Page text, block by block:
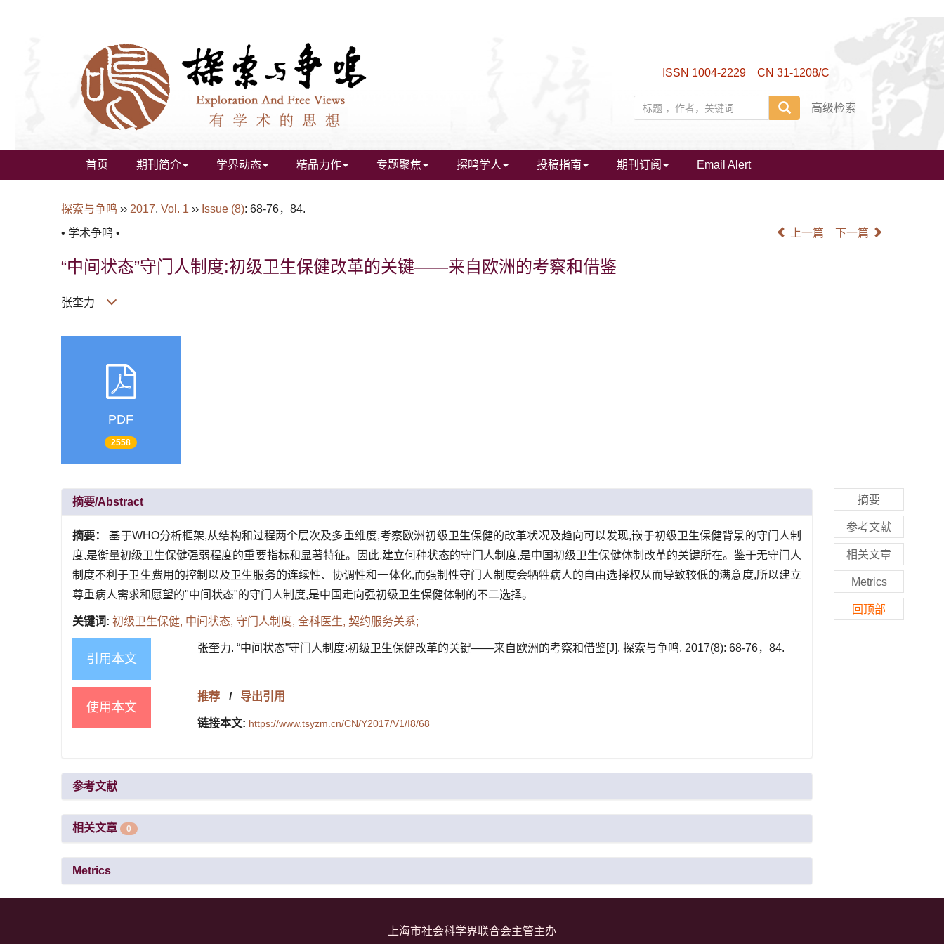
ISSN 1004-2229 CN 31-1208/C
高级检索
首页 期刊简介 学界动态 精品力作 专题聚焦 探鸣学人 投稿指南 期刊订阅 Email Alert
探索与争鸣 ›› 2017, Vol. 1 ›› Issue (8): 68-76，84.
• 学术争鸣 •
上一篇 下一篇
“中间状态”守门人制度:初级卫生保健改革的关键——来自欧洲的考察和借鉴
张奎力
PDF
2558
摘要/Abstract
摘要：基于WHO分析框架,从结构和过程两个层次及多重维度,考察欧洲初级卫生保健的改革状况及趋向可以发现,嵌于初级卫生保健背景的守门人制
度,是衡量初级卫生保健强弱程度的重要指标和显著特征。因此,建立何种状态的守门人制度,是中国初级卫生保健体制改革的关键所在。鉴于无守门人
制度不利于卫生费用的控制以及卫生服务的连续性、协调性和一体化,而强制性守门人制度会牺牲病人的自由选择权从而导致较低的满意度,所以建立
尊重病人需求和愿望的"中间状态"的守门人制度,是中国走向强初级卫生保健体制的不二选择。
关键词: 初级卫生保健, 中间状态, 守门人制度, 全科医生, 契约服务关系;
引用本文
张奎力. “中间状态”守门人制度:初级卫生保健改革的关键——来自欧洲的考察和借鉴[J]. 探索与争鸣, 2017(8): 68-76，84.
使用本文
推荐 / 导出引用
链接本文: https://www.tsyzm.cn/CN/Y2017/V1/I8/68
参考文献
相关文章 0
Metrics
摘要
参考文献
相关文章
Metrics
回顶部
上海市社会科学界联合会主管主办